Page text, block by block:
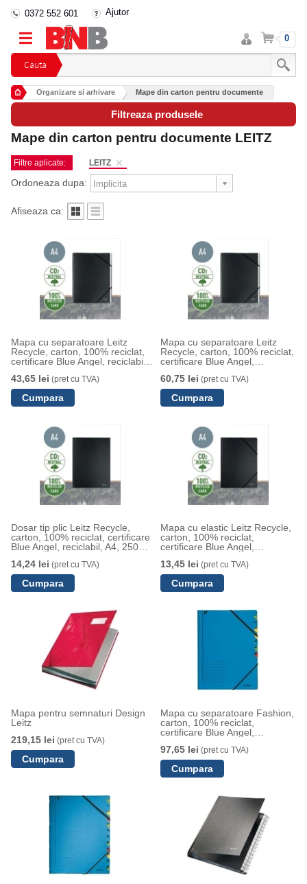
Cauta
0372 552 601 Ajutor
Intra
in
cont
Cos 0
Organizare si arhivare Mape din carton pentru documente
Filtreaza produsele
Mape din carton pentru documente LEITZ
Filtre aplicate: LEITZ
Ordoneaza dupa:
Afiseaza ca:
Mapa cu separatoare Leitz
Recycle, carton, 100% reciclat,
certificare Blue Angel, reciclabil,
43,65 lei (pret cu TVA)
Mapa cu separatoare Leitz
Recycle, carton, 100% reciclat,
certificare Blue Angel,
negru
60,75 lei (pret cu TVA)
Dosar tip plic Leitz Recycle,
carton, 100% reciclat, certificare
Blue Angel, reciclabil, A4, 250
14,24 lei (pret cu TVA)
Mapa cu elastic Leitz Recycle,
carton, 100% reciclat,
certificare Blue Angel,
13,45 lei (pret cu TVA)
Mapa pentru semnaturi Design
Leitz
219,15 lei (pret cu TVA)
Mapa cu separatoare Fashion,
carton, 100% reciclat,
certificare Blue Angel,
albastru, Leitz
97,65 lei (pret cu TVA)